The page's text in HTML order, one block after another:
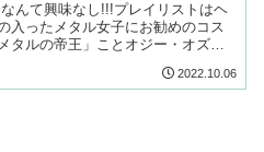
んて興味なし!!!プレイリストはヘ
入ったメタル女子にお勧めのコス
タルの帝王」ことオジー・オズボ
2022.10.06